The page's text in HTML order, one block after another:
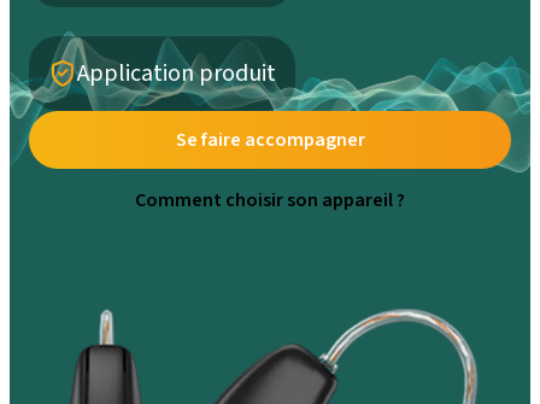
Application produit
Se faire accompagner
Comment choisir son appareil ?